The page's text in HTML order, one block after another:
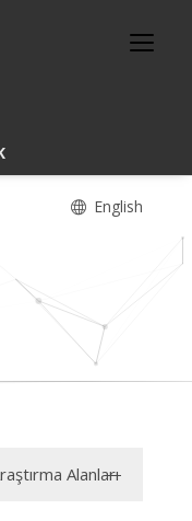
English
Alanları